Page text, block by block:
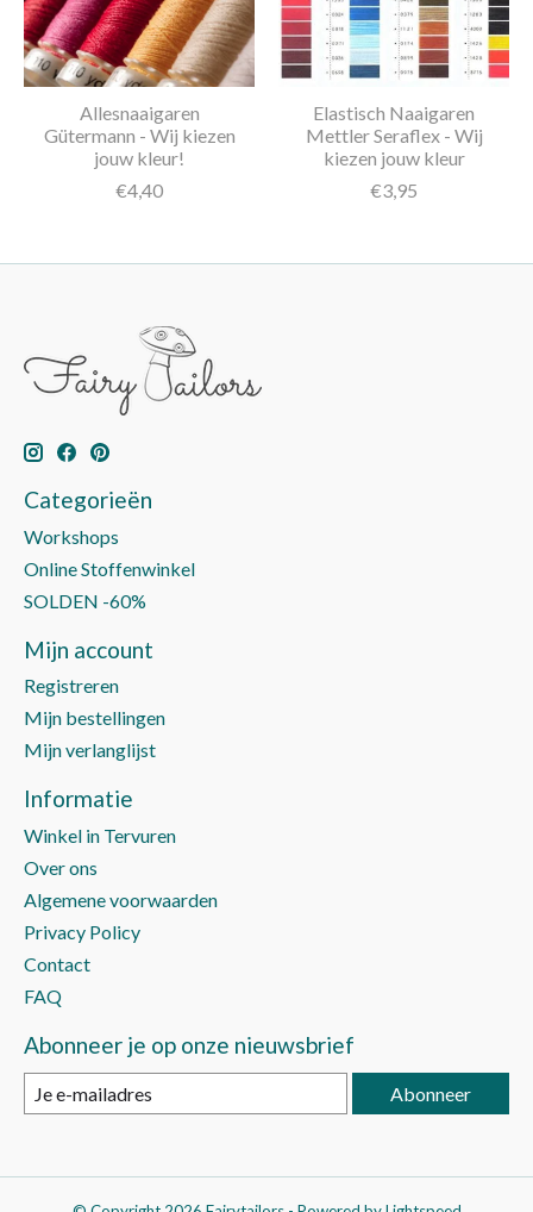
Allesnaaigaren
Gütermann - Wij kiezen
jouw kleur!
€4,40
Elastisch Naaigaren
Mettler Seraflex - Wij
kiezen jouw kleur
€3,95
Categorieën
Workshops
Online Stoffenwinkel
SOLDEN -60%
Mijn account
Registreren
Mijn bestellingen
Mijn verlanglijst
Informatie
Winkel in Tervuren
Over ons
Algemene voorwaarden
Privacy Policy
Contact
FAQ
Abonneer je op onze nieuwsbrief
Abonneer